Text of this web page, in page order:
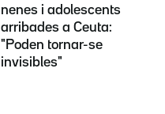
nenes i adolescents
arribades a Ceuta:
"Poden tornar-se
invisibles"